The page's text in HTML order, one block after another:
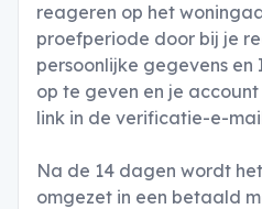
reageren op het
proefperiode door bij je
persoonlijke gegevens
op te geven en je
link in de verificatie-e-
Na de 14 dagen wordt
omgezet in een betaald